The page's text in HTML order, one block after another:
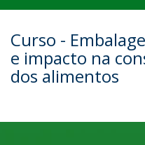
Curso -
e impacto na
dos alimentos